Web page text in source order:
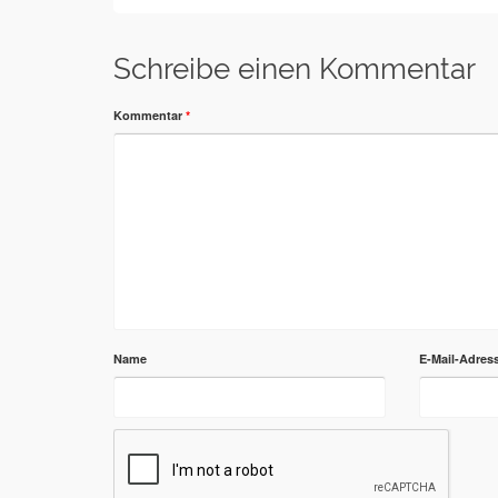
Schreibe einen Kommentar
Kommentar *
Name E-Mail-